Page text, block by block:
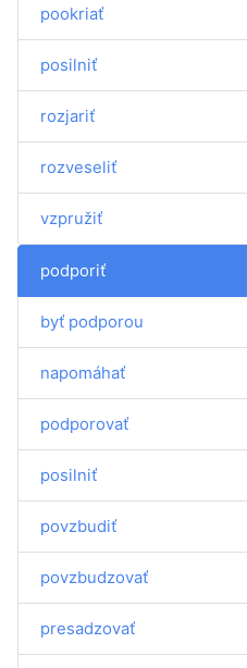
pookriať
posilniť
rozjariť
rozveseliť
vzpružiť
podporiť
byť podporou
napomáhať
podporovať
posilniť
povzbudiť
povzbudzovať
presadzovať